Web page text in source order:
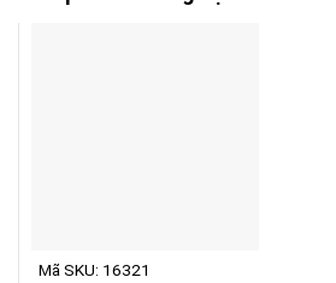
Mã SKU: 16321